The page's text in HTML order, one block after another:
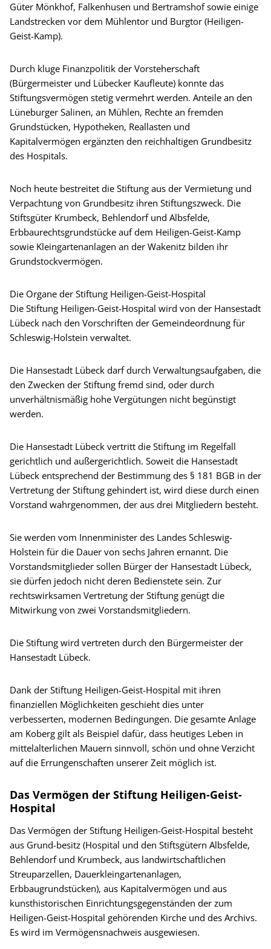
Güter Mönkhof, Falkenhusen und Bertramshof sowie einige
Landstrecken vor dem Mühlentor und Burgtor (Heiligen-
Geist-Kamp).
Durch kluge Finanzpolitik der Vorsteherschaft
(Bürgermeister und Lübecker Kaufleute) konnte das
Stiftungsvermögen stetig vermehrt werden. Anteile an den
Lüneburger Salinen, an Mühlen, Rechte an fremden
Grundstücken, Hypotheken, Reallasten und
Kapitalvermögen ergänzten den reichhaltigen Grundbesitz
des Hospitals.
Noch heute bestreitet die Stiftung aus der Vermietung und
Verpachtung von Grundbesitz ihren Stiftungszweck. Die
Stiftsgüter Krumbeck, Behlendorf und Albsfelde,
Erbbaurechtsgrundstücke auf dem Heiligen-Geist-Kamp
sowie Kleingartenanlagen an der Wakenitz bilden ihr
Grundstockvermögen.
Die Organe der Stiftung Heiligen-Geist-Hospital
Die Stiftung Heiligen-Geist-Hospital wird von der Hansestadt
Lübeck nach den Vorschriften der Gemeindeordnung für
Schleswig-Holstein verwaltet.
Die Hansestadt Lübeck darf durch Verwaltungsaufgaben, die
den Zwecken der Stiftung fremd sind, oder durch
unverhältnismäßig hohe Vergütungen nicht begünstigt
werden.
Die Hansestadt Lübeck vertritt die Stiftung im Regelfall
gerichtlich und außergerichtlich. Soweit die Hansestadt
Lübeck entsprechend der Bestimmung des § 181 BGB in der
Vertretung der Stiftung gehindert ist, wird diese durch einen
Vorstand wahrgenommen, der aus drei Mitgliedern besteht.
Sie werden vom Innenminister des Landes Schleswig-
Holstein für die Dauer von sechs Jahren ernannt. Die
Vorstandsmitglieder sollen Bürger der Hansestadt Lübeck,
sie dürfen jedoch nicht deren Bedienstete sein. Zur
rechtswirksamen Vertretung der Stiftung genügt die
Mitwirkung von zwei Vorstandsmitgliedern.
Die Stiftung wird vertreten durch den Bürgermeister der
Hansestadt Lübeck.
Dank der Stiftung Heiligen-Geist-Hospital mit ihren
finanziellen Möglichkeiten geschieht dies unter
verbesserten, modernen Bedingungen. Die gesamte Anlage
am Koberg gilt als Beispiel dafür, dass heutiges Leben in
mittelalterlichen Mauern sinnvoll, schön und ohne Verzicht
auf die Errungenschaften unserer Zeit möglich ist.
Das Vermögen der Stiftung Heiligen-Geist-
Hospital
Das Vermögen der Stiftung Heiligen-Geist-Hospital besteht
aus Grund-besitz (Hospital und den Stiftsgütern Albsfelde,
Behlendorf und Krumbeck, aus landwirtschaftlichen
Streuparzellen, Dauerkleingartenanlagen,
Erbbaugrundstücken), aus Kapitalvermögen und aus
kunsthistorischen Einrichtungsgegenständen der zum
Heiligen-Geist-Hospital gehörenden Kirche und des Archivs.
Es wird im Vermögensnachweis ausgewiesen.